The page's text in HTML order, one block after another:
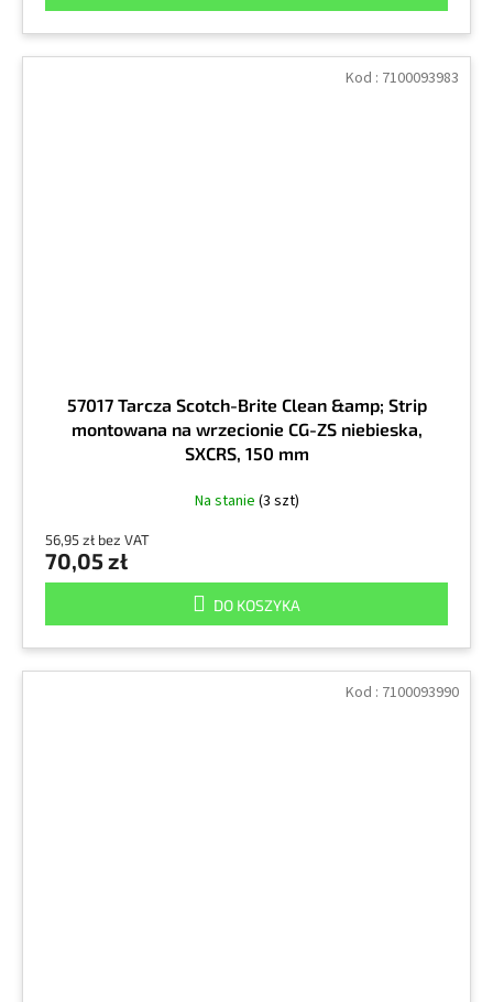
57017 Tarcza Scotch-Brite Clean &amp; Strip
montowana na wrzecionie CG-ZS niebieska,
SXCRS, 150 mm
Na stanie (3 szt)
56,95 zł bez VAT
70,05 zł
DO KOSZYKA
Kod : 7100093983
Kod : 7100093990